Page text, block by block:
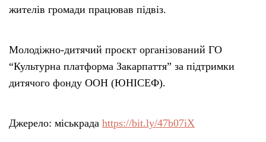
жителів громади працював підвіз.
Молодіжно-дитячий проєкт організований ГО
“Культурна платформа Закарпаття” за підтримки
дитячого фонду ООН (ЮНІСЕФ).
Джерело: міськрада https://bit.ly/47b07iX